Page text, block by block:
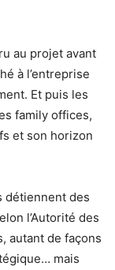
au projet avant
à l’entreprise
Et puis les
family offices,
et son horizon
détiennent des
l’Autorité des
autant de façons
mais